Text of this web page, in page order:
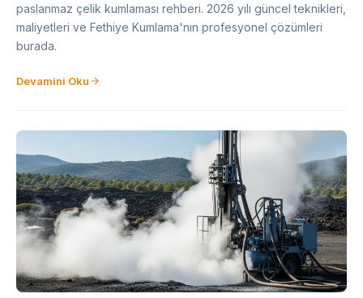
paslanmaz çelik kumlaması rehberi. 2026 yılı güncel teknikleri,
maliyetleri ve Fethiye Kumlama'nın profesyonel çözümleri
burada.
Devamini Oku